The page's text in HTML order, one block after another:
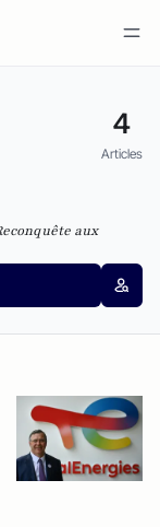
4
Articles
aux